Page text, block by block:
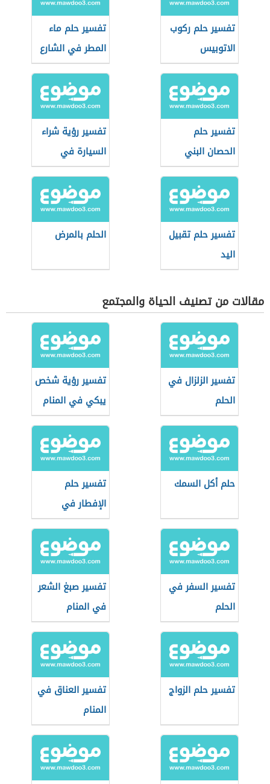
تفسير حلم ركوب
الاتوبيس
تفسير حلم ماء
المطر في الشارع
تفسير حلم
الحصان البني
تفسير رؤية شراء
السيارة في
المنام
تفسير حلم تقبيل
اليد
الحلم بالمرض
مقالات من تصنيف الحياة والمجتمع
تفسير الزلزال في
الحلم
تفسير رؤية شخص
يبكي في المنام
حلم أكل السمك
تفسير حلم
الإفطار في
رمضان
تفسير السفر في
الحلم
تفسير صبغ الشعر
في المنام
تفسير حلم الزواج
تفسير العناق في
المنام